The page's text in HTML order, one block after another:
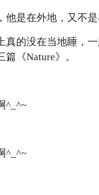
他是在外地，又不
真的没在当地睡，
《Nature》。
^_^~
^_^~